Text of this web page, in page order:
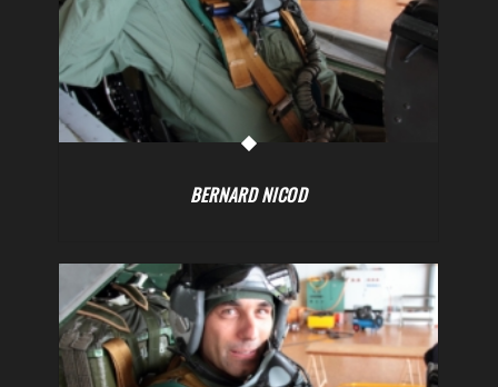
BERNARD NICOD